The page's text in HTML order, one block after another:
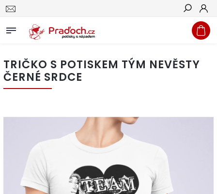
Hledat
TRIČKO S POTISKEM TÝM NEVĚSTY
ČERNÉ SRDCE